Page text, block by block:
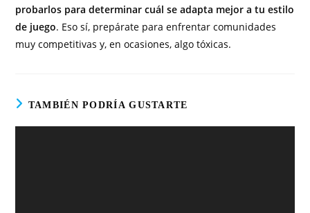
probarlos para determinar cuál se adapta mejor a tu estilo
de juego. Eso sí, prepárate para enfrentar comunidades
muy competitivas y, en ocasiones, algo tóxicas.
TAMBIÉN PODRÍA GUSTARTE